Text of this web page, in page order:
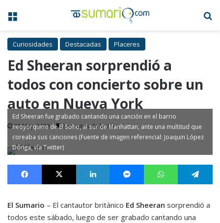
Menú
Curiosidades Destacadas Placeres
Ed Sheeran sorprendió a
todos con concierto sobre un
auto en Nueva York
06 May, 2023 2 minutos de lectura
Ed Sheeran fue grabado cantando una canción en el barrio
neoyorquino de El Soho, al sur de Manhattan, ante una multitud que
coreaba sus canciones (Fuente de imagen referencial: Joaquin López
Dóriga, vía Twitter)
Facebook X LinkedIn MessengerWhatsApp
El Sumario – El cantautor británico Ed Sheeran sorprendió a
todos este sábado, luego de ser grabado cantando una